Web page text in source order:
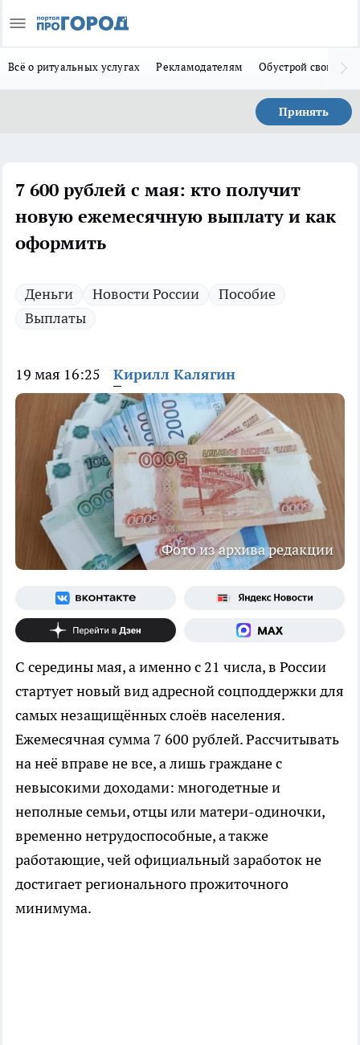
Всё о ритуальных услугах Рекламодателям Обустрой свой дом
Принять
7 600 рублей с мая: кто получит
новую ежемесячную выплату и как
оформить
Деньги Новости России
Пособие
Выплаты
19 мая 16:25 Кирилл Калягин
Фото из архива редакции
С середины мая, а именно с 21 числа, в России
стартует новый вид адресной соцподдержки для
самых незащищённых слоёв населения.
Ежемесячная сумма 7 600 рублей. Рассчитывать
на неё вправе не все, а лишь граждане с
невысокими доходами: многодетные и
неполные семьи, отцы или матери-одиночки,
временно нетрудоспособные, а также
работающие, чей официальный заработок не
достигает регионального прожиточного
минимума.